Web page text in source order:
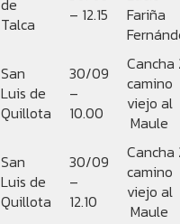
de
Talca
– 12.15
Fariña
San
Luis de
Quillota
30/09
–
10.00
Cancha
camino
viejo al
Maule
San
Luis de
Quillota
30/09
–
12.10
Cancha
camino
viejo al
Maule